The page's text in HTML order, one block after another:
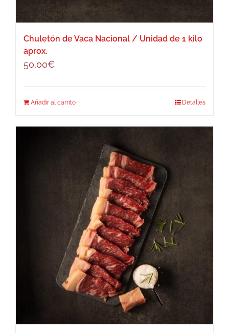
Chuletón de Vaca Nacional / Unidad de 1 kilo
aprox.
50,00€
Añadir al carrito Detalles